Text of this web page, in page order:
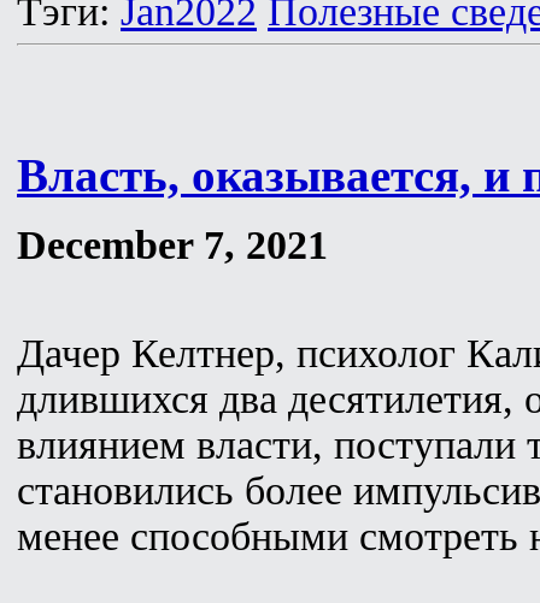
Тэги: Jan2022 Полезные
Власть, оказывается, и
December 7, 2021
Дачер Келтнер, психолог
длившихся два
влиянием власти, поступали
становились более
менее способными смотреть